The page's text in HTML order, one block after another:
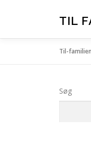
TIL
Til-
Søg